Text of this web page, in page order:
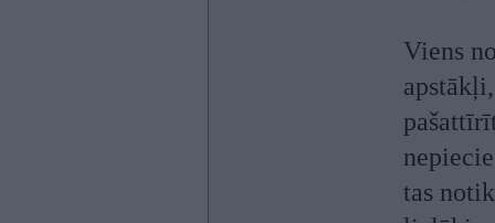
Viens
tas